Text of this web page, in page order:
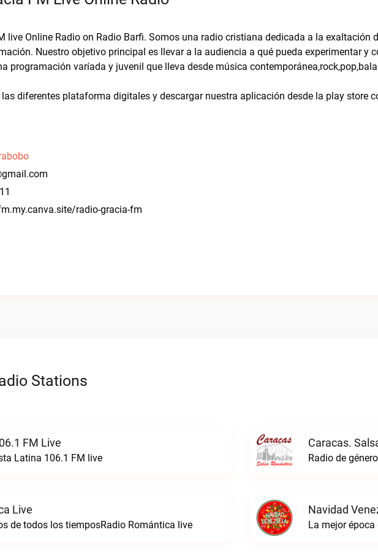
live Online Radio on Radio Barfi. Somos una radio cristiana dedicada a la exaltación
Nuestro objetivo principal es llevar a la audiencia a qué pueda experimentar y
programación varíada y juvenil que lleva desde música
diferentes plataforma digitales y descargar nuestra aplicación desde la play store
radio-gracia-fm
Stations
FM Live
Latina 106.1 FM live
Caracas.
Live
de todos los tiemposRadio Romántica live
Navidad
La mejor